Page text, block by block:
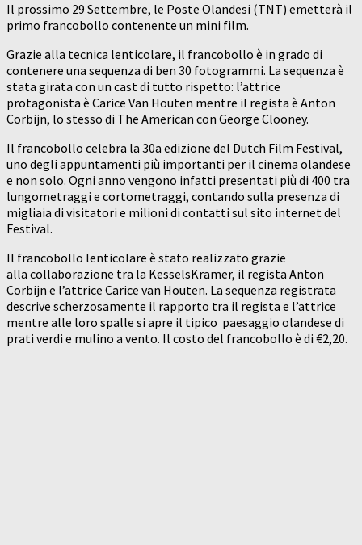
Il prossimo 29 Settembre, le Poste Olandesi (TNT) emetterà il
primo francobollo contenente un mini film.
Grazie alla tecnica lenticolare, il francobollo è in grado di
contenere una sequenza di ben 30 fotogrammi. La sequenza è
stata girata con un cast di tutto rispetto: l’attrice
protagonista è Carice Van Houten mentre il regista è Anton
Corbijn, lo stesso di The American con George Clooney.
Il francobollo celebra la 30a edizione del Dutch Film Festival,
uno degli appuntamenti più importanti per il cinema olandese
e non solo. Ogni anno vengono infatti presentati più di 400 tra
lungometraggi e cortometraggi, contando sulla presenza di
migliaia di visitatori e milioni di contatti sul sito internet del
Festival.
Il francobollo lenticolare è stato realizzato grazie
alla collaborazione tra la KesselsKramer, il regista Anton
Corbijn e l’attrice Carice van Houten. La sequenza registrata
descrive scherzosamente il rapporto tra il regista e l’attrice
mentre alle loro spalle si apre il tipico paesaggio olandese di
prati verdi e mulino a vento. Il costo del francobollo è di €2,20.